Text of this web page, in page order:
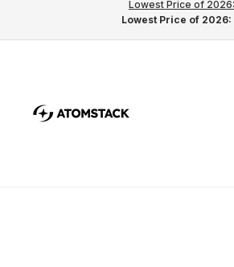
Lowest Price of
Lowest Price of